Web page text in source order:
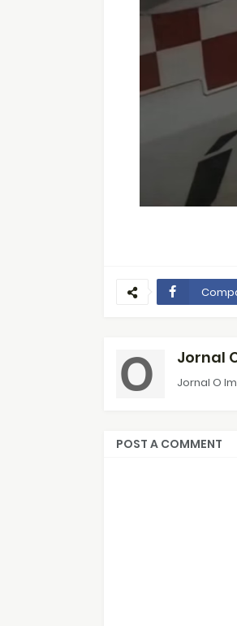
Jornal
Jornal O
POST A COMMENT